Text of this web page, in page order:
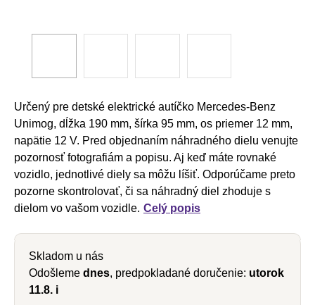
Určený pre detské elektrické autíčko Mercedes-Benz
Unimog, dĺžka 190 mm, šírka 95 mm, os priemer 12 mm,
napätie 12 V. Pred objednaním náhradného dielu venujte
pozornosť fotografiám a popisu. Aj keď máte rovnaké
vozidlo, jednotlivé diely sa môžu líšiť. Odporúčame preto
pozorne skontrolovať, či sa náhradný diel zhoduje s
dielom vo vašom vozidle. Celý popis
Skladom u nás
Odošleme dnes, predpokladané doručenie: utorok
11.8. i